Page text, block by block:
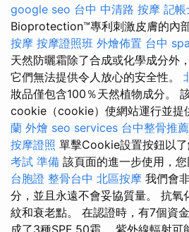
google seo 台中 中清路 按摩 記
Bioprotection™專利刺激皮膚的內
按摩 按摩證照班 外燴佈置 台中 spa
天然防曬霜除了合成或化學成分外
它們無法提供令人放心的安全性。
妝品僅包含100％天然植物成分。
cookie（cookie）使網站運行並提
蘭 外燴 seo services 台中整骨推薦
按摩證照 單擊Cookie設置按鈕以了
考試 準備 該頁面的進一步使用，
台胞證 整骨台中 北區按摩 我們會
分，並且永遠不會妥協質量。 抗氧
紋和衰老點。 在認證時，有7個資
成了3種SPF 50霜。 紫外線輻射可